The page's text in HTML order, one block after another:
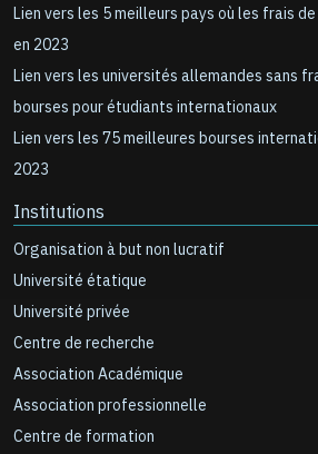
Lien vers les 5 meilleurs pays où les frais
en 2023
Lien vers les universités allemandes sans
bourses pour étudiants internationaux
Lien vers les 75 meilleures bourses
2023
Institutions
Organisation à but non lucratif
Université étatique
Université privée
Centre de recherche
Association Académique
Association professionnelle
Centre de formation